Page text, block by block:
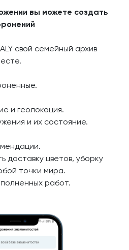
вы можете создать
свой семейный архив
и геолокация.
и их состояние.
доставку цветов, уборку
точки мира.
работ.